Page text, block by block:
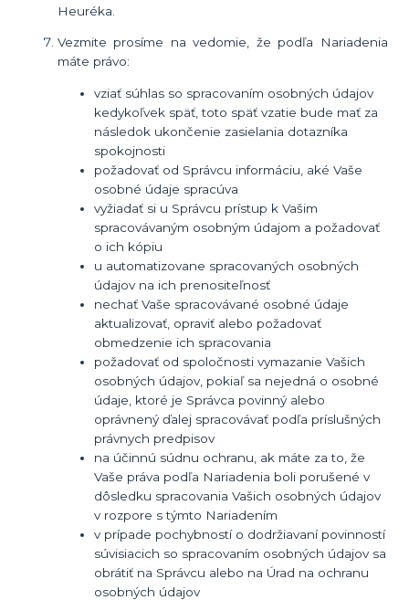
Heuréka.
Vezmite prosíme na vedomie, že podľa Nariadenia
máte právo:
vziať súhlas so spracovaním osobných údajov
kedykoľvek späť, toto späť vzatie bude mať za
následok ukončenie zasielania dotazníka
spokojnosti
požadovať od Správcu informáciu, aké Vaše
osobné údaje spracúva
vyžiadať si u Správcu prístup k Vašim
spracovávaným osobným údajom a požadovať
o ich kópiu
u automatizovane spracovaných osobných
údajov na ich prenositeľnosť
nechať Vaše spracovávané osobné údaje
aktualizovať, opraviť alebo požadovať
obmedzenie ich spracovania
požadovať od spoločnosti vymazanie Vašich
osobných údajov, pokiaľ sa nejedná o osobné
údaje, ktoré je Správca povinný alebo
oprávnený ďalej spracovávať podľa príslušných
právnych predpisov
na účinnú súdnu ochranu, ak máte za to, že
Vaše práva podľa Nariadenia boli porušené v
dôsledku spracovania Vašich osobných údajov
v rozpore s týmto Nariadením
v prípade pochybností o dodržiavaní povinností
súvisiacich so spracovaním osobných údajov sa
obrátiť na Správcu alebo na Úrad na ochranu
osobných údajov